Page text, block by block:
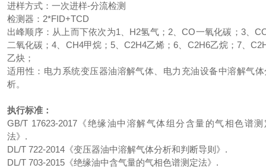
进样方式：一次进样-分流检测
检测器：2*FID+TCD
出峰顺序：从上而下依次为1、H2氢气；2、CO一氧化碳；3、
二氧化碳；4、CH4甲烷；5、C2H4乙烯；6、C2H6乙烷；7、
乙炔；
适用性：电力系统变压器油溶解气体、电力充油设备中溶解气体
析。
执行标准：
GB/T 17623-2017《绝缘油中溶解气体组分含量的气相色谱测
法》.
DL/T 722-2014《变压器油中溶解气体分析和判断导则》.
DL/T 703-2015《绝缘油中含气量的气相色谱测定法》.